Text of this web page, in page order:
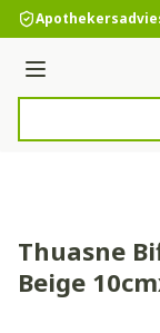
Ga naar de inhoud
Menu
Thuasne
Beige